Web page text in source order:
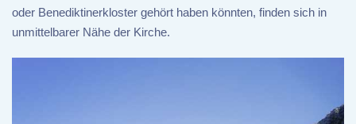
oder Benediktinerkloster gehört haben könnten, finden sich in
unmittelbarer Nähe der Kirche.